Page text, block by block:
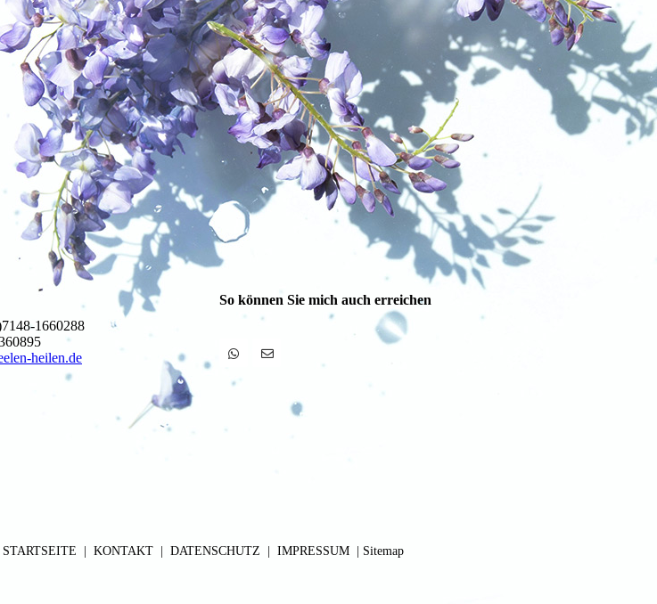
1660288
heilen.de
So können Sie mich auch erreichen
STARTSEITE KONTAKT DATEN­SCHUTZ IMPRESSUM Sitemap